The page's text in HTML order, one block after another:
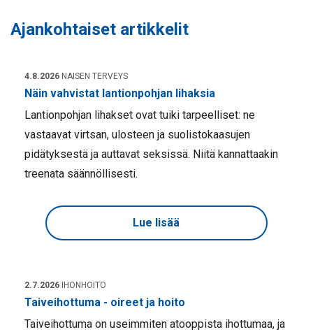
Ajankohtaiset artikkelit
4.8.2026 NAISEN TERVEYS
Näin vahvistat lantionpohjan lihaksia
Lantionpohjan lihakset ovat tuiki tarpeelliset: ne
vastaavat virtsan, ulosteen ja suolistokaasujen
pidätyksestä ja auttavat seksissä. Niitä kannattaakin
treenata säännöllisesti.
Lue lisää
2.7.2026 IHONHOITO
Taiveihottuma - oireet ja hoito
Taiveihottuma on useimmiten atooppista ihottumaa, ja